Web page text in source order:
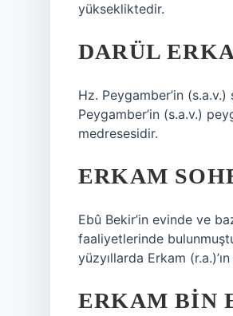
yüksekliktedir.
DARÜL
Hz. Peygamber’in
Peygamber’in (s.a.v.)
medresesidir.
ERKAM
Ebû Bekir’in evinde ve
faaliyetlerinde
yüzyıllarda Erkam
ERKAM BIN